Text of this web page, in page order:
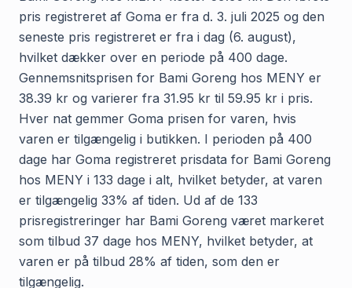
pris registreret af Goma er fra d. 3. juli 2025 og den
seneste pris registreret er fra i dag (6. august),
hvilket dækker over en periode på 400 dage.
Gennemsnitsprisen for Bami Goreng hos MENY er
38.39 kr og varierer fra 31.95 kr til 59.95 kr i pris.
Hver nat gemmer Goma prisen for varen, hvis
varen er tilgængelig i butikken. I perioden på 400
dage har Goma registreret prisdata for Bami Goreng
hos MENY i 133 dage i alt, hvilket betyder, at varen
er tilgængelig 33% af tiden. Ud af de 133
prisregistreringer har Bami Goreng været markeret
som tilbud 37 dage hos MENY, hvilket betyder, at
varen er på tilbud 28% af tiden, som den er
tilgængelig.